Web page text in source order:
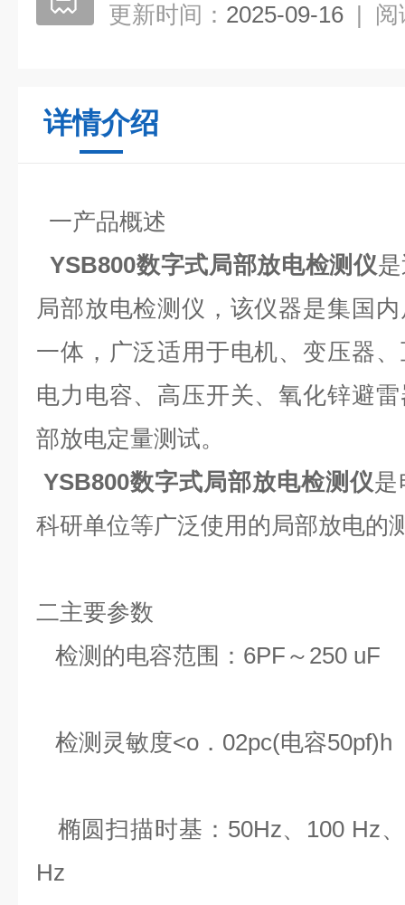
更新时间： 2025-09-16 | 阅
详情介绍
一产品概述
YSB800数字式局部放电检测仪
局部放电检测仪，该仪器是集国
一体，广泛适用于电机、变压器
电力电容、高压开关、氧化锌避
部放电定量测试。
YSB800数字式局部放电检测仪是
科研单位等广泛使用的局部放电的
二主要参数
检测的电容范围：6PF～250 uF
检测灵敏度<o．02pc(电容50pf)h
椭圆扫描时基：50Hz、100 Hz
Hz